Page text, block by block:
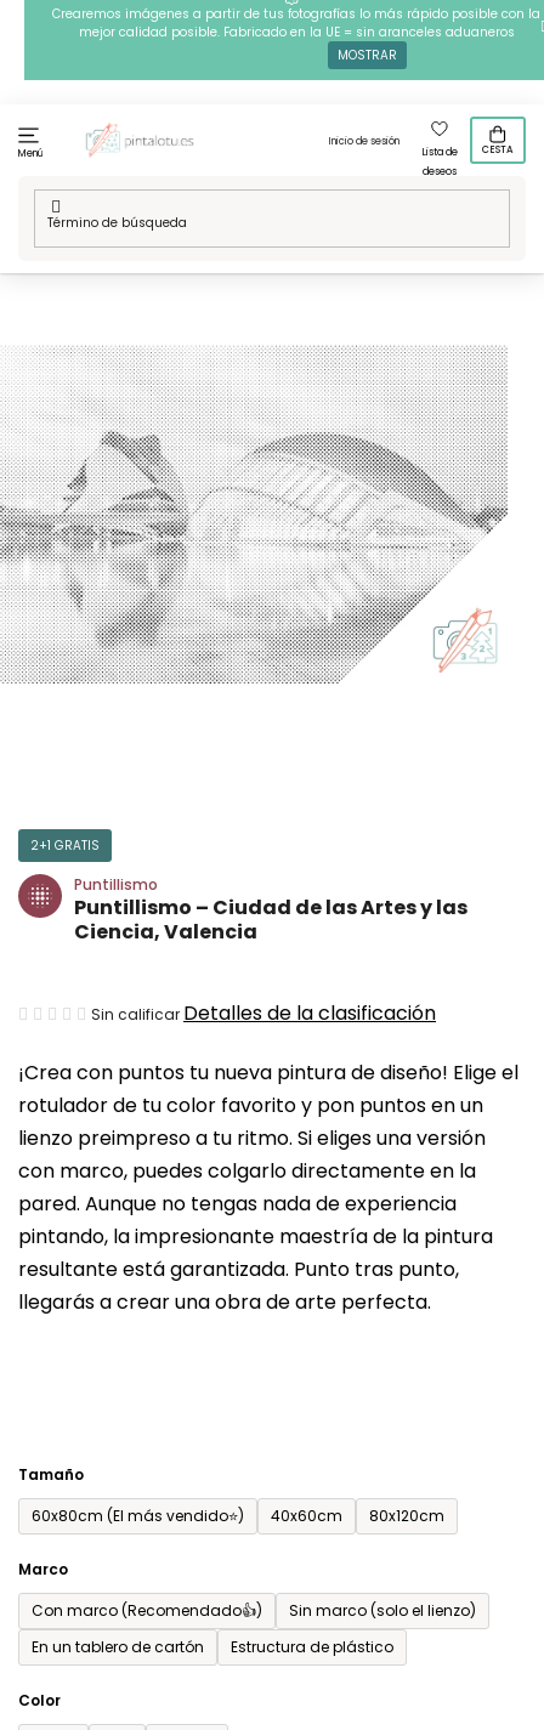
contenido
Crearemos imágenes a partir de tus fotografías lo más rápido posible con la
mejor calidad posible. Fabricado en la UE = sin aranceles aduaneros
MOSTRAR
Menú
Inicio de sesión
Lista de
deseos
CESTA
Inicio
/ Vuelta a Espana / Puntillismo – Ciudad de las Artes y
las Ciencia, Valencia
¡Crea con puntos tu nueva pintura de diseño! Elige el
rotulador de tu color favorito y pon puntos en un
lienzo preimpreso a tu ritmo. Si eliges una versión
con marco, puedes colgarlo directamente en la
pared. Aunque no tengas nada de experiencia
pintando, la impresionante maestría de la pintura
resultante está garantizada. Punto tras punto,
llegarás a crear una obra de arte perfecta.
Tamaño
60x80cm (El más vendido⭐)
40x60cm 80x120cm
Marco
Con marco (Recomendado👍)
Sin marco (solo el lienzo)
En un tablero de cartón
Estructura de plástico
Color
2+1 GRATIS
Puntillismo
Puntillismo – Ciudad de las Artes y las
Ciencia, Valencia
La
media
del
producto
es
de
0,0
sobre
5
Sin calificar Detalles de la clasificación